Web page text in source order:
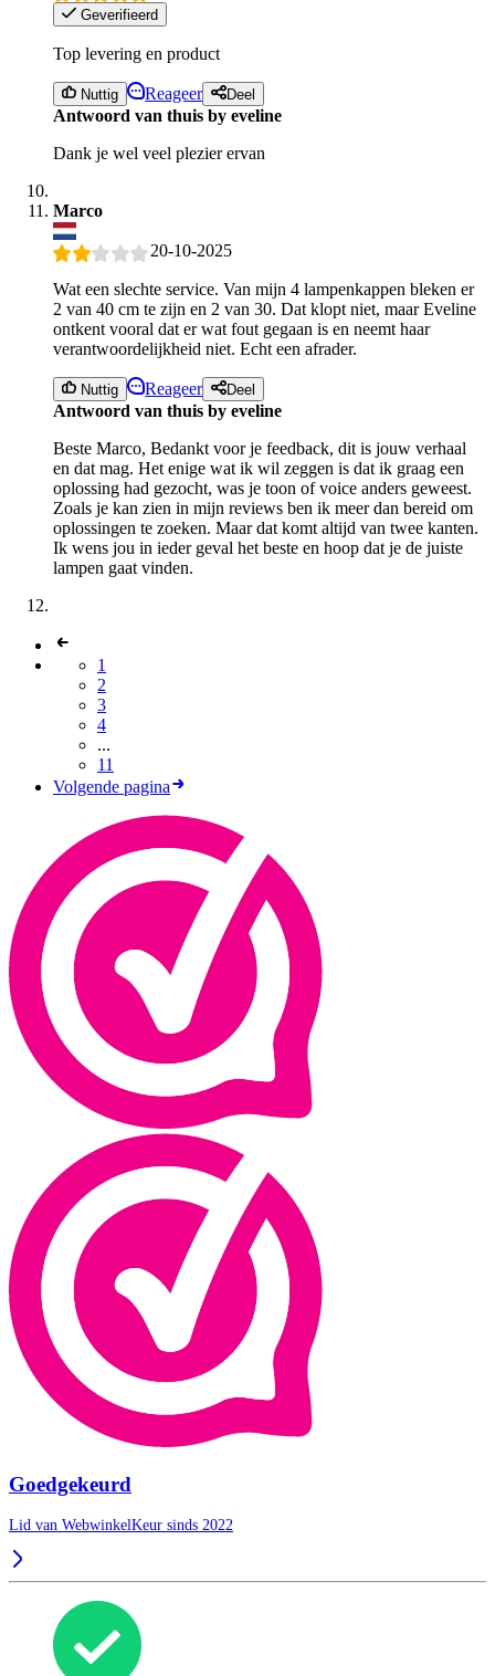
Geverifieerd
Top levering en product
Nuttig Reageer Deel
Antwoord van thuis by eveline
Dank je wel veel plezier ervan
Marco
20-10-2025
Wat een slechte service. Van mijn 4 lampenkappen bleken er
2 van 40 cm te zijn en 2 van 30. Dat klopt niet, maar Eveline
ontkent vooral dat er wat fout gegaan is en neemt haar
verantwoordelijkheid niet. Echt een afrader.
Nuttig Reageer Deel
Antwoord van thuis by eveline
Beste Marco, Bedankt voor je feedback, dit is jouw verhaal
en dat mag. Het enige wat ik wil zeggen is dat ik graag een
oplossing had gezocht, was je toon of voice anders geweest.
Zoals je kan zien in mijn reviews ben ik meer dan bereid om
oplossingen te zoeken. Maar dat komt altijd van twee kanten.
Ik wens jou in ieder geval het beste en hoop dat je de juiste
lampen gaat vinden.
1
2
3
4
...
11
Volgende pagina
Goedgekeurd
Lid van WebwinkelKeur sinds 2022